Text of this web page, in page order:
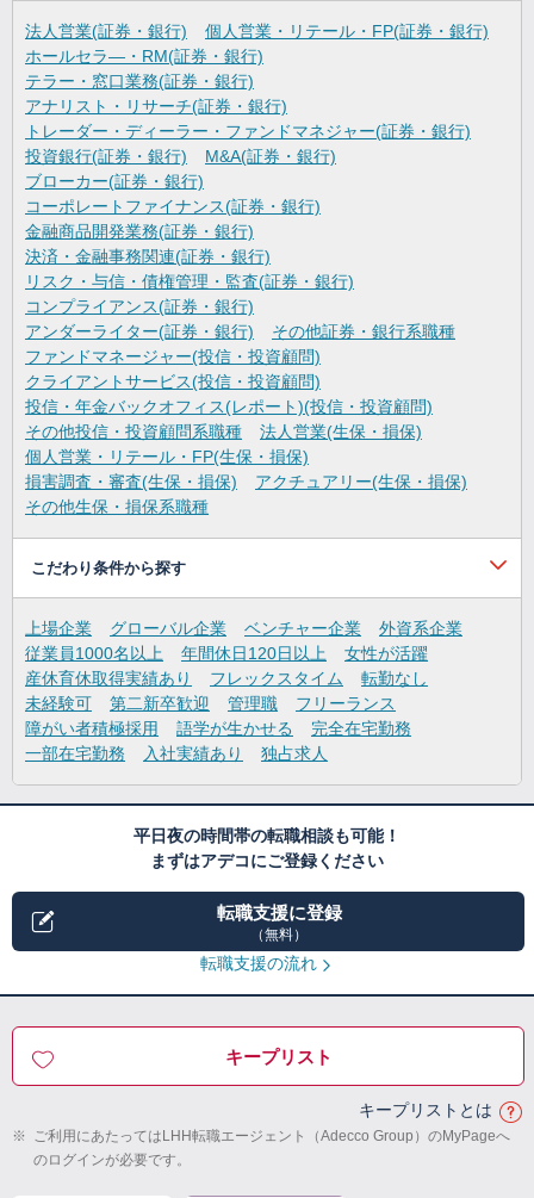
法人営業(証券・銀行)
個人営業・リテール・FP(証券・銀行)
ホールセラ―・RM(証券・銀行)
テラー・窓口業務(証券・銀行)
アナリスト・リサーチ(証券・銀行)
トレーダー・ディーラー・ファンドマネジャー(証券・銀行)
投資銀行(証券・銀行)
M&A(証券・銀行)
ブローカー(証券・銀行)
コーポレートファイナンス(証券・銀行)
金融商品開発業務(証券・銀行)
決済・金融事務関連(証券・銀行)
リスク・与信・債権管理・監査(証券・銀行)
コンプライアンス(証券・銀行)
アンダーライター(証券・銀行)
その他証券・銀行系職種
ファンドマネージャー(投信・投資顧問)
クライアントサービス(投信・投資顧問)
投信・年金バックオフィス(レポート)(投信・投資顧問)
その他投信・投資顧問系職種
法人営業(生保・損保)
個人営業・リテール・FP(生保・損保)
損害調査・審査(生保・損保)
アクチュアリー(生保・損保)
その他生保・損保系職種
こだわり条件から探す
上場企業 グローバル企業 ベンチャー企業
外資系企業
従業員1000名以上
年間休日120日以上
女性が活躍
産休育休取得実績あり
フレックスタイム
転勤なし
未経験可
第二新卒歓迎 管理職
フリーランス
障がい者積極採用
語学が生かせる
完全在宅勤務
一部在宅勤務
入社実績あり 独占求人
平日夜の時間帯の転職相談も可能！
まずはアデコにご登録ください
転職支援に登録
（無料）
転職支援の流れ
キープリスト
キープリストとは
※ ご利用にあたってはLHH転職エージェント（Adecco Group）のMyPageへ
のログインが必要です。